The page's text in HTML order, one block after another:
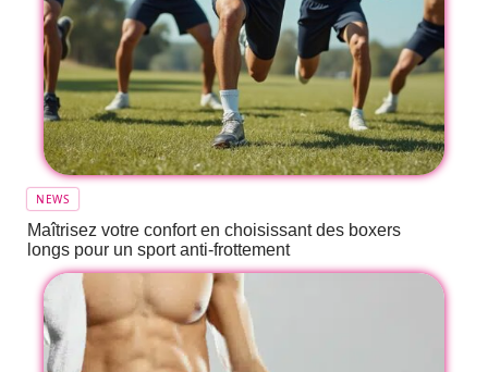
NEWS
Maîtrisez votre confort en choisissant des boxers
longs pour un sport anti-frottement